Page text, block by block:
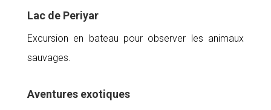
Lac de Periyar
Excursion en bateau pour observer les animaux
sauvages.
Aventures exotiques